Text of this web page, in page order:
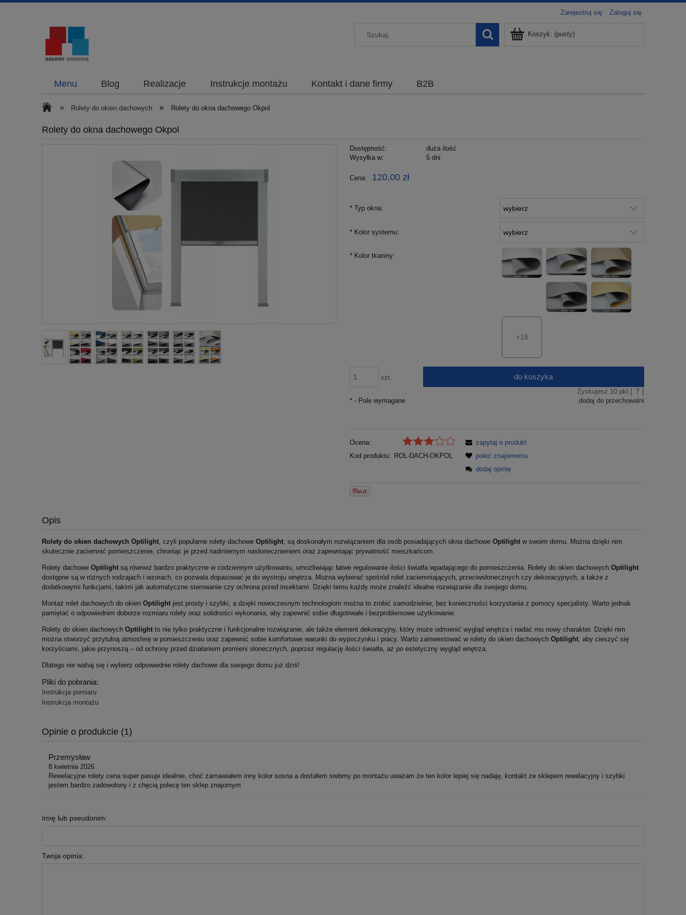
Zarejestruj się Zaloguj się
Koszyk: (pusty)
Menu Blog Realizacje Instrukcje montażu Kontakt i dane firmy B2B
» Rolety do okien dachowych » Rolety do okna dachowego Okpol
Rolety do okna dachowego Okpol
Dostępność:
duża ilość
Wysyłka w:
5 dni
Cena: 120,00 zł
*Typ okna:
*Kolor systemu:
*Kolor tkaniny:
+18
szt. do koszyka
Zyskujesz 10pkt [ ? ]
dodaj do przechowalni
*- Pole wymagane
Ocena:
Kod produktu: ROL-DACH-OKPOL
zapytaj o produkt
poleć znajomemu
dodaj opinię
Opis
Rolety do okien dachowych Optilight, czyli popularne rolety dachowe Optilight, są doskonałym rozwiązaniem dla osób posiadających okna dachowe Optilight w swoim domu. Można dzięki nim
skutecznie zaciemnić pomieszczenie, chroniąc je przed nadmiernym nasłonecznieniem oraz zapewniając prywatność mieszkańcom.
Rolety dachowe Optilight są również bardzo praktyczne w codziennym użytkowaniu, umożliwiając łatwe regulowanie ilości światła wpadającego do pomieszczenia. Rolety do okien dachowych Optilight
dostępne są w różnych rodzajach i wzorach, co pozwala dopasować je do wystroju wnętrza. Można wybierać spośród rolet zaciemniających, przeciwsłonecznych czy dekoracyjnych, a także z
dodatkowymi funkcjami, takimi jak automatyczne sterowanie czy ochrona przed insektami. Dzięki temu każdy może znaleźć idealne rozwiązanie dla swojego domu.
Montaż rolet dachowych do okien Optilight jest prosty i szybki, a dzięki nowoczesnym technologiom można to zrobić samodzielnie, bez konieczności korzystania z pomocy specjalisty. Warto jednak
pamiętać o odpowiednim doborze rozmiaru rolety oraz solidności wykonania, aby zapewnić sobie długotrwałe i bezproblemowe użytkowanie.
Rolety do okien dachowych Optilight to nie tylko praktyczne i funkcjonalne rozwiązanie, ale także element dekoracyjny, który może odmienić wygląd wnętrza i nadać mu nowy charakter. Dzięki nim
można stworzyć przytulną atmosferę w pomieszczeniu oraz zapewnić sobie komfortowe warunki do wypoczynku i pracy. Warto zainwestować w rolety do okien dachowych Optilight, aby cieszyć się
korzyściami, jakie przynoszą – od ochrony przed działaniem promieni słonecznych, poprzez regulację ilości światła, aż po estetyczny wygląd wnętrza.
Dlatego nie wahaj się i wybierz odpowiednie rolety dachowe dla swojego domu już dziś!
Pliki do pobrania:
Instrukcja pomiaru
Instrukcja montażu
Opinie o produkcie (1)
Przemysław
8 kwietnia 2026
Rewelacyjne rolety cena super pasuje idealnie, choć zamawiałem inny kolor sosna a dostałem srebrny po montażu uważam że ten kolor lepiej się nadaję, kontakt ze sklepem rewelacyjny i szybki
jestem bardzo zadowolony i z chęcią polecę ten sklep znajomym
Imię lub pseudonim:
Twoja opinia: